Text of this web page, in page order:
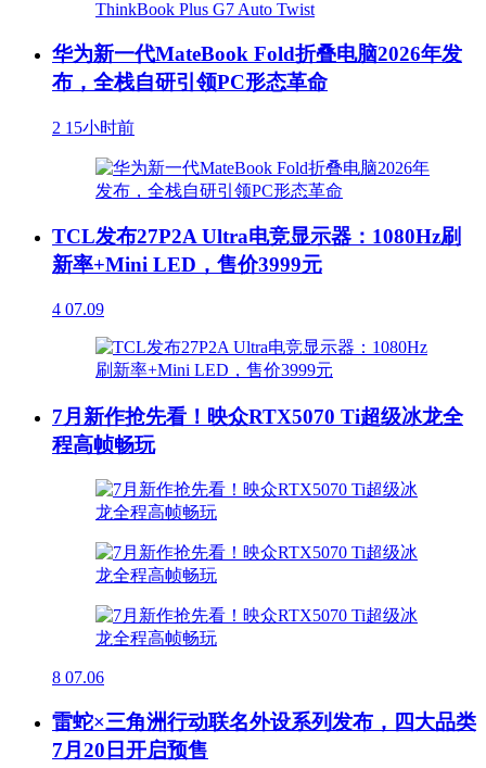
华为新一代MateBook Fold折叠电脑2026年发
布，全栈自研引领PC形态革命
2 15小时前
TCL发布27P2A Ultra电竞显示器：1080Hz刷
新率+Mini LED，售价3999元
4 07.09
7月新作抢先看！映众RTX5070 Ti超级冰龙全
程高帧畅玩
8 07.06
雷蛇×三角洲行动联名外设系列发布，四大品类
7月20日开启预售